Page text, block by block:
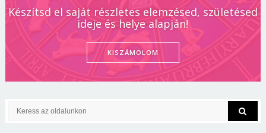
Készítsd el saját részletes elemzésed, születésed
ideje és helye alapján!
KISZÁMOLOM